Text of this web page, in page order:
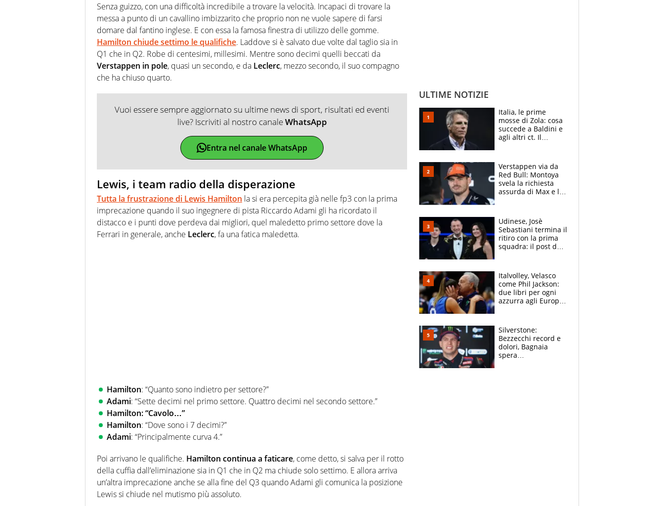
Senza guizzo, con una difficoltà incredibile a trovare la velocità. Incapaci di trovare la
messa a punto di un cavallino imbizzarito che proprio non ne vuole sapere di farsi
domare dal fantino inglese. E con essa la famosa finestra di utilizzo delle gomme.
Hamilton chiude settimo le qualifiche. Laddove si è salvato due volte dal taglio sia in
Q1 che in Q2. Robe di centesimi, millesimi. Mentre sono decimi quelli beccati da
Verstappen in pole, quasi un secondo, e da Leclerc, mezzo secondo, il suo compagno
che ha chiuso quarto.
Vuoi essere sempre aggiornato su ultime news di sport, risultati ed eventi
live? Iscriviti al nostro canaleWhatsApp
Entra nel canale WhatsApp
Lewis, i team radio della disperazione
Tutta la frustrazione di Lewis Hamilton la si era percepita già nelle fp3 con la prima
imprecazione quando il suo ingegnere di pista Riccardo Adami gli ha ricordato il
distacco e i punti dove perdeva dai migliori, quel maledetto primo settore dove la
Ferrari in generale, anche Leclerc, fa una fatica maledetta.
Hamilton: “Quanto sono indietro per settore?”
Adami: “Sette decimi nel primo settore. Quattro decimi nel secondo settore.”
Hamilton: “Cavolo…”
Hamilton: “Dove sono i 7 decimi?”
Adami: “Principalmente curva 4.”
Poi arrivano le qualifiche. Hamilton continua a faticare, come detto, si salva per il rotto
della cuffia dall’eliminazione sia in Q1 che in Q2 ma chiude solo settimo. E allora arriva
un’altra imprecazione anche se alla fine del Q3 quando Adami gli comunica la posizione
Lewis si chiude nel mutismo più assoluto.
ULTIME NOTIZIE
Italia, le prime
mosse di Zola: cosa
succede a Baldini e
agli altri ct. Il
azzurri
Verstappen via da
Red Bull: Montoya
svela la richiesta
assurda di Max e lo
McLaren siano
meglio?”
Udinese, Josè
Sebastiani termina il
ritiro con la prima
squadra: il post del
sfondo
Italvolley, Velasco
come Phil Jackson:
due libri per ogni
azzurra agli Europei.
Silverstone:
Bezzecchi record e
dolori, Bagnaia
spera